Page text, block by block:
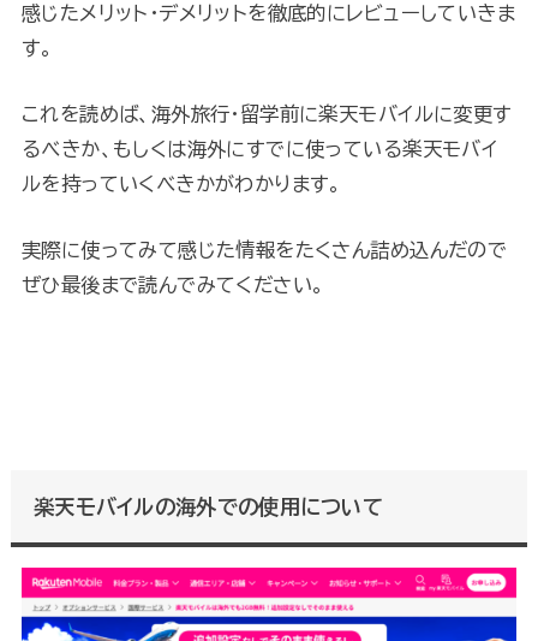
感じたメリット・デメリットを徹底的にレビューしていきま
す。
これを読めば、海外旅行・留学前に楽天モバイルに変更す
るべきか、もしくは海外にすでに使っている楽天モバイ
ルを持っていくべきかがわかります。
実際に使ってみて感じた情報をたくさん詰め込んだので
ぜひ最後まで読んでみてください。
楽天モバイルの海外での使用について